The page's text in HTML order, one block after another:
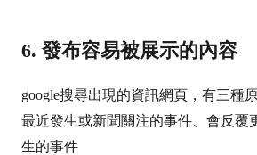
6. 發布容易被展示的內容
google搜尋出現的資訊網頁，有三種
最近發生或新聞關注的事件、會反覆
生的事件